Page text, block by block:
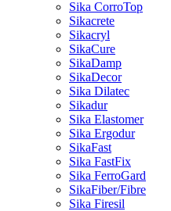
Sika CorroTop
Sikacrete
Sikacryl
SikaCure
SikaDamp
SikaDecor
Sika Dilatec
Sikadur
Sika Elastomer
Sika Ergodur
SikaFast
Sika FastFix
Sika FerroGard
SikaFiber/Fibre
Sika Firesil